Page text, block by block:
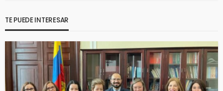
TE PUEDE INTERESAR